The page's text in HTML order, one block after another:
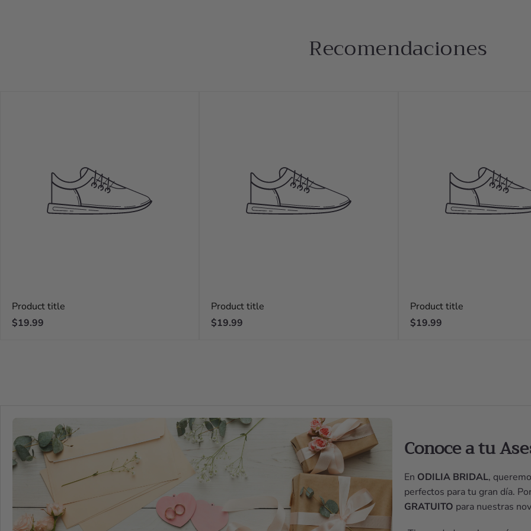
Recomendaciones
Product title
Regular
$19.99
Product title
Regular
$19.99
Product title
Regular
$19.99
Conoce a tu
En ODILIA BRIDAL,
perfectos para tu gran día.
GRATUITO para nuestras